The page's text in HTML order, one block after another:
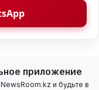
приложение
и будьте в